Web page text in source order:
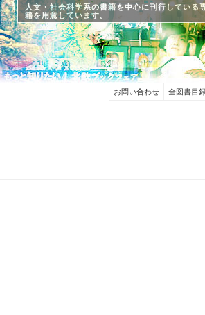
人文・社会科学系の書籍を中心に刊行してい
籍を用意しています。
お問い合わせ 全図書目